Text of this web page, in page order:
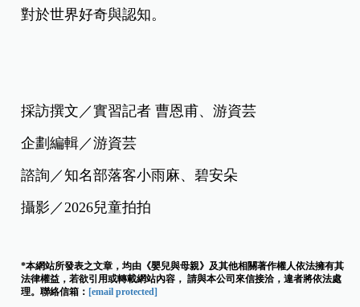
對於世界好奇與認知。
採訪撰文／實習記者 曹恩甫、游資芸
企劃編輯／游資芸
諮詢／知名部落客小雨麻、碧安朵
攝影／2026兒童拍拍
*本網站所發表之文章，均由《嬰兒與母親》及其他相關著作權人依法擁有其
法律權益，若欲引用或轉載網站內容， 請與本公司來信接洽，違者將依法處
理。聯絡信箱： [email protected]